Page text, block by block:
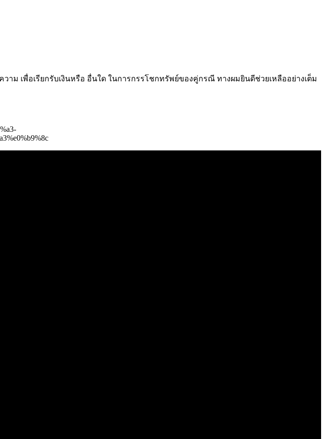
ม เพื่อเรียกรับเงินหรือ อื่นใด ในการกรรโชกทรัพย์ของคู่กรณี ทางผมยินดีช่วยเหลืออย่างเต็ม